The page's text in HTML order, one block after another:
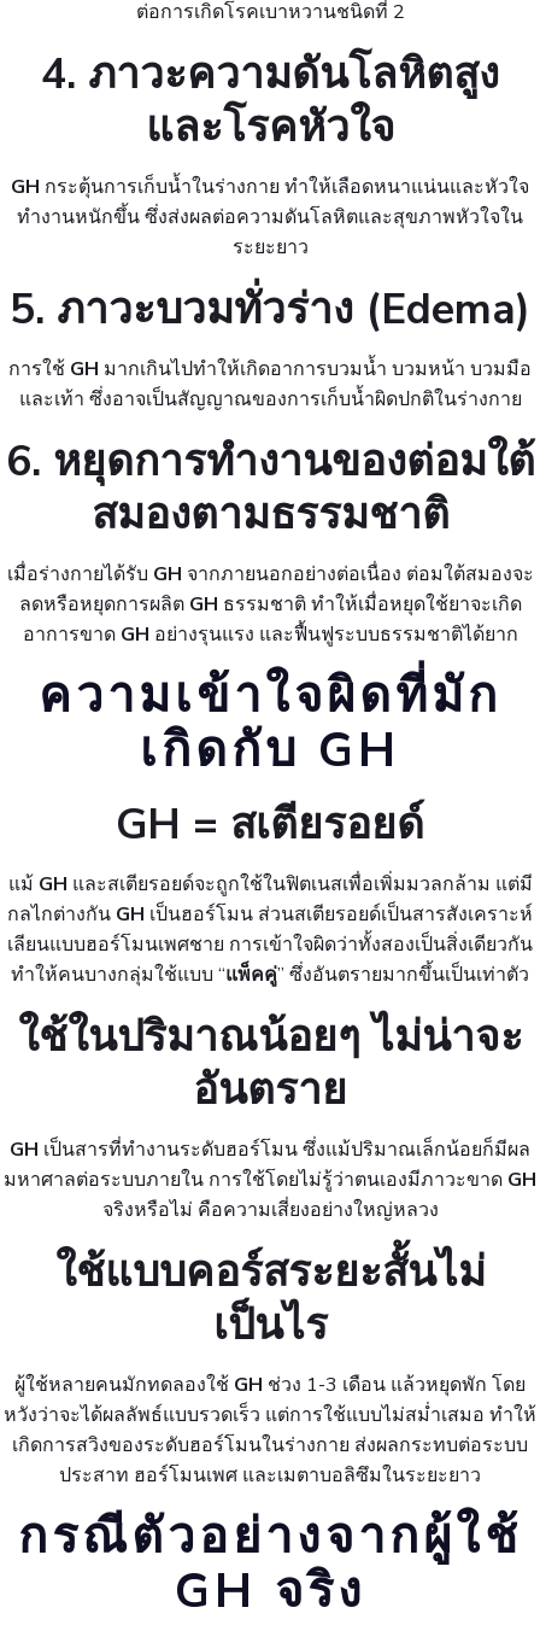
ต่อการเกิดโรคเบาหวานชนิดที่ 2
4. ภาวะความดันโลหิตสูง
และโรคหัวใจ
GH กระตุ้นการเก็บน้ำในร่างกาย ทำให้เลือดหนาแน่นและหัวใจ
ทำงานหนักขึ้น ซึ่งส่งผลต่อความดันโลหิตและสุขภาพหัวใจใน
ระยะยาว
5. ภาวะบวมทั่วร่าง (Edema)
การใช้ GH มากเกินไปทำให้เกิดอาการบวมน้ำ บวมหน้า บวมมือ
และเท้า ซึ่งอาจเป็นสัญญาณของการเก็บน้ำผิดปกติในร่างกาย
6. หยุดการทำงานของต่อมใต้
สมองตามธรรมชาติ
เมื่อร่างกายได้รับ GH จากภายนอกอย่างต่อเนื่อง ต่อมใต้สมองจะ
ลดหรือหยุดการผลิต GH ธรรมชาติ ทำให้เมื่อหยุดใช้ยาจะเกิด
อาการขาด GH อย่างรุนแรง และฟื้นฟูระบบธรรมชาติได้ยาก
ความเข้าใจผิดที่มัก
เกิดกับ GH
GH = สเตียรอยด์
แม้ GH และสเตียรอยด์จะถูกใช้ในฟิตเนสเพื่อเพิ่มมวลกล้าม แต่มี
กลไกต่างกัน GH เป็นฮอร์โมน ส่วนสเตียรอยด์เป็นสารสังเคราะห์
เลียนแบบฮอร์โมนเพศชาย การเข้าใจผิดว่าทั้งสองเป็นสิ่งเดียวกัน
ทำให้คนบางกลุ่มใช้แบบ “แพ็คคู่” ซึ่งอันตรายมากขึ้นเป็นเท่าตัว
ใช้ในปริมาณน้อยๆ ไม่น่าจะ
อันตราย
GH เป็นสารที่ทำงานระดับฮอร์โมน ซึ่งแม้ปริมาณเล็กน้อยก็มีผล
มหาศาลต่อระบบภายใน การใช้โดยไม่รู้ว่าตนเองมีภาวะขาด GH
จริงหรือไม่ คือความเสี่ยงอย่างใหญ่หลวง
ใช้แบบคอร์สระยะสั้นไม่
เป็นไร
ผู้ใช้หลายคนมักทดลองใช้ GH ช่วง 1-3 เดือน แล้วหยุดพัก โดย
หวังว่าจะได้ผลลัพธ์แบบรวดเร็ว แต่การใช้แบบไม่สม่ำเสมอ ทำให้
เกิดการสวิงของระดับฮอร์โมนในร่างกาย ส่งผลกระทบต่อระบบ
ประสาท ฮอร์โมนเพศ และเมตาบอลิซึมในระยะยาว
กรณีตัวอย่างจากผู้ใช้
GH จริง